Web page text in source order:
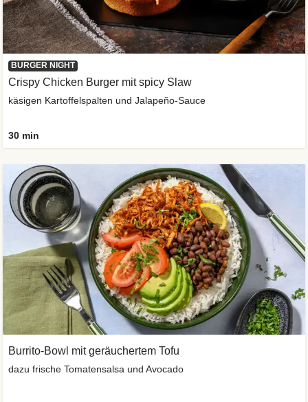
BURGER NIGHT
Crispy Chicken Burger mit spicy Slaw
käsigen Kartoffelspalten und Jalapeño-Sauce
30 min
Burrito-Bowl mit geräuchertem Tofu
dazu frische Tomatensalsa und Avocado